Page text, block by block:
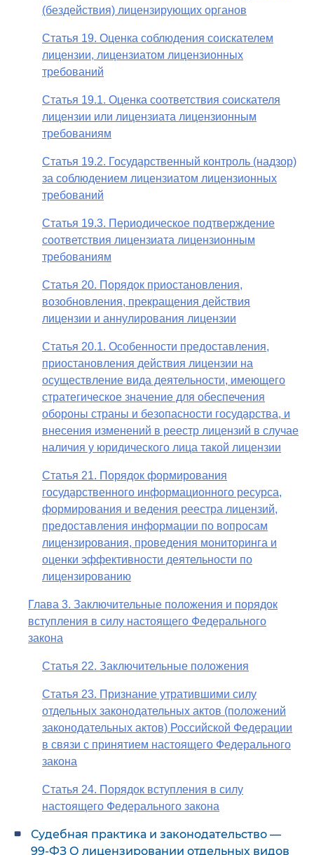
(бездействия) лицензирующих органов
Статья 19. Оценка соблюдения соискателем
лицензии, лицензиатом лицензионных
требований
Статья 19.1. Оценка соответствия соискателя
лицензии или лицензиата лицензионным
требованиям
Статья 19.2. Государственный контроль (надзор)
за соблюдением лицензиатом лицензионных
требований
Статья 19.3. Периодическое подтверждение
соответствия лицензиата лицензионным
требованиям
Статья 20. Порядок приостановления,
возобновления, прекращения действия
лицензии и аннулирования лицензии
Статья 20.1. Особенности предоставления,
приостановления действия лицензии на
осуществление вида деятельности, имеющего
стратегическое значение для обеспечения
обороны страны и безопасности государства, и
внесения изменений в реестр лицензий в случае
наличия у юридического лица такой лицензии
Статья 21. Порядок формирования
государственного информационного ресурса,
формирования и ведения реестра лицензий,
предоставления информации по вопросам
лицензирования, проведения мониторинга и
оценки эффективности деятельности по
лицензированию
Глава 3. Заключительные положения и порядок
вступления в силу настоящего Федерального
закона
Статья 22. Заключительные положения
Статья 23. Признание утратившими силу
отдельных законодательных актов (положений
законодательных актов) Российской Федерации
в связи с принятием настоящего Федерального
закона
Статья 24. Порядок вступления в силу
настоящего Федерального закона
Судебная практика и законодательство —
99-ФЗ О лицензировании отдельных видов